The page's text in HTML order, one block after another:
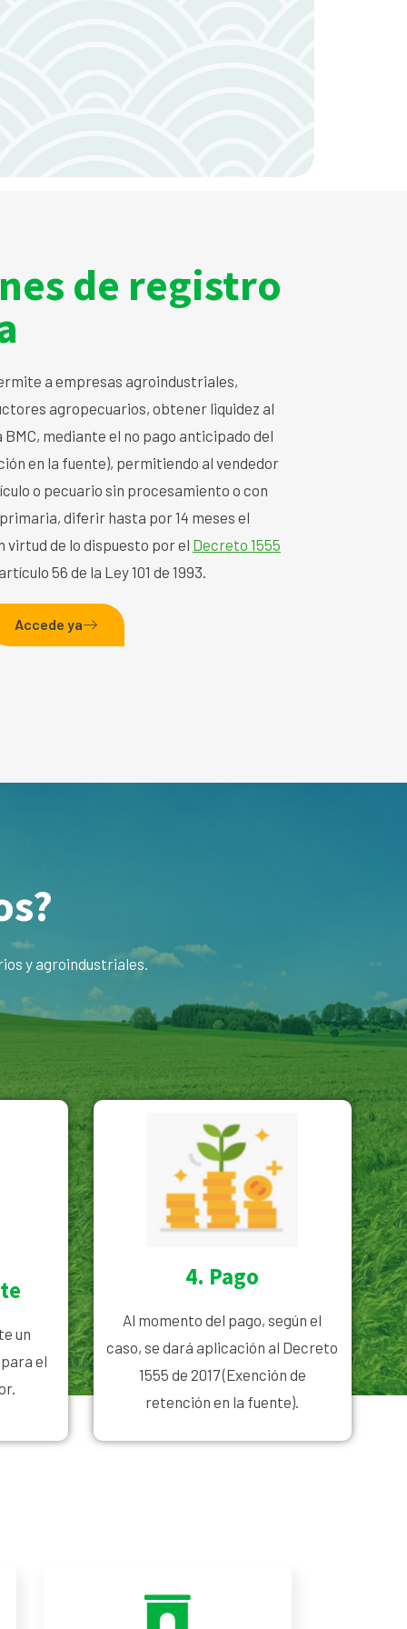
de registro
a empresas agroindustriales,
agropecuarios, obtener liquidez al
mediante el no pago anticipado del
en la fuente), permitiendo al vendedor
o pecuario sin procesamiento o con
diferir hasta por 14 meses el
virtud de lo dispuesto por el Decreto 1555
56 de la Ley 101 de 1993.
Accede ya
y agroindustriales.
un
el
4. Pago
Al momento del pago, según el
caso, se dará aplicación al Decreto
1555 de 2017 (Exención de
retención en la fuente).